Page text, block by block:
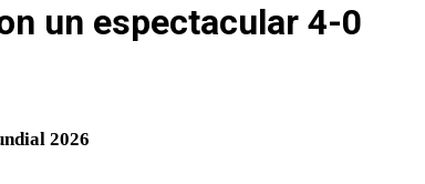
un espectacular 4-0
2026